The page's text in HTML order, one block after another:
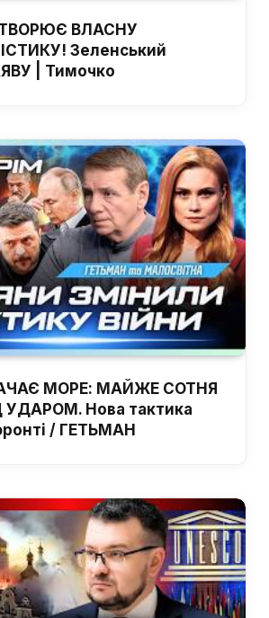
ВЛАСНУ
Зеленський
| Тимочко
МОРЕ: МАЙЖЕ СОТНЯ
Нова тактика
/ ГЕТЬМАН